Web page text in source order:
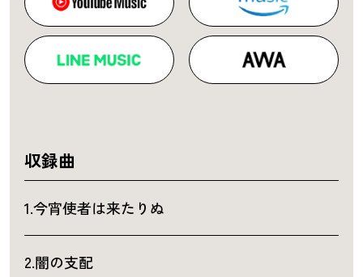
収録曲
1.今宵使者は来たりぬ
2.闇の支配